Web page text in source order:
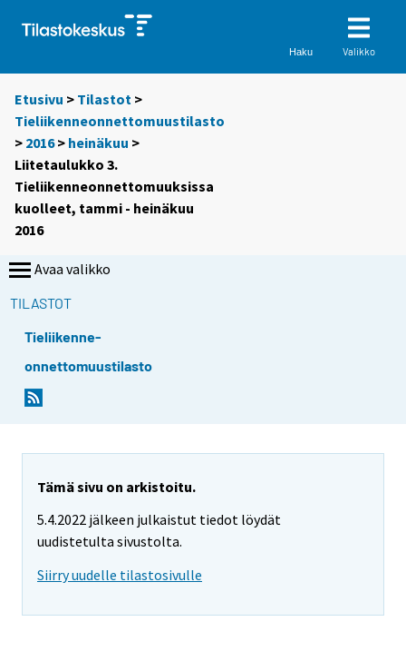
Haku Valikko
Etusivu > Tilastot >
Tieliikenneonnettomuustilasto
> 2016> heinäkuu >
Liitetaulukko 3.
Tieliikenneonnettomuuksissa
kuolleet, tammi - heinäkuu
2016
Avaa valikko
TILASTOT
Tieliikenne-
onnettomuustilasto
Tämä sivu on arkistoitu.
5.4.2022 jälkeen julkaistut tiedot löydät
uudistetulta sivustolta.
Siirry uudelle tilastosivulle